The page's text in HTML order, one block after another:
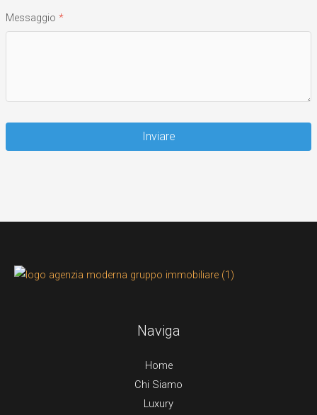
Messaggio
Inviare
Naviga
Home
Chi Siamo
Luxury